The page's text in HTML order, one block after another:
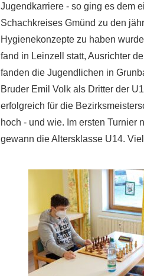
Jugendkarriere - so ging es dem
Schachkreises Gmünd zu den
Hygienekonzepte zu haben
fand in Leinzell statt, Ausrichter
fanden die Jugendlichen in
Bruder Emil Volk als Dritter der
erfolgreich für die
hoch - und wie. Im ersten Turnier
gewann die Altersklasse U14.